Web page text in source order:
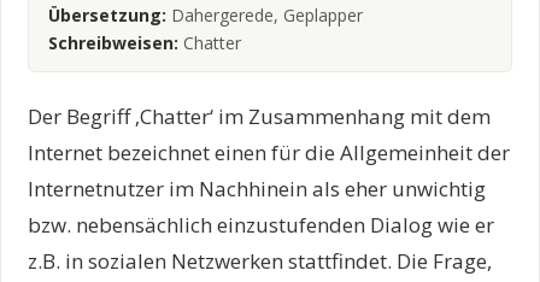
Übersetzung: Dahergerede, Geplapper
Schreibweisen: Chatter
Der Begriff ‚Chatter‘ im Zusammenhang mit dem
Internet bezeichnet einen für die Allgemeinheit der
Internetnutzer im Nachhinein als eher unwichtig
bzw. nebensächlich einzustufenden Dialog wie er
z.B. in sozialen Netzwerken stattfindet. Die Frage,